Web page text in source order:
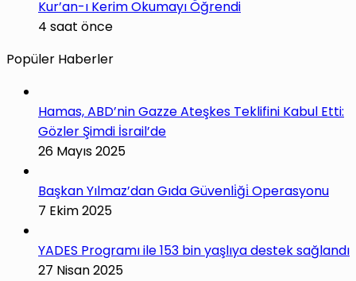
Kur’an-ı Kerim Okumayı Öğrendi
4 saat önce
Popüler Haberler
Hamas, ABD’nin Gazze Ateşkes Teklifini Kabul Etti:
Gözler Şimdi İsrail’de
26 Mayıs 2025
Başkan Yılmaz’dan Gıda Güvenli̇ği̇ Operasyonu
7 Ekim 2025
YADES Programı ile 153 bin yaşlıya destek sağlandı
27 Nisan 2025